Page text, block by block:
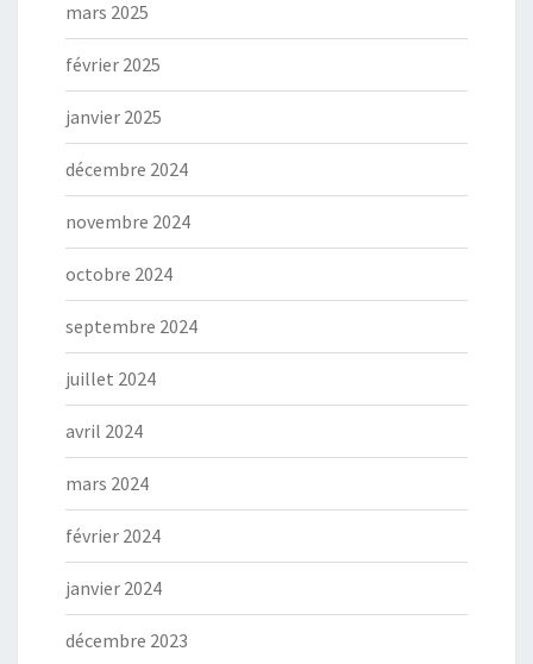
mars 2025
février 2025
janvier 2025
décembre 2024
novembre 2024
octobre 2024
septembre 2024
juillet 2024
avril 2024
mars 2024
février 2024
janvier 2024
décembre 2023